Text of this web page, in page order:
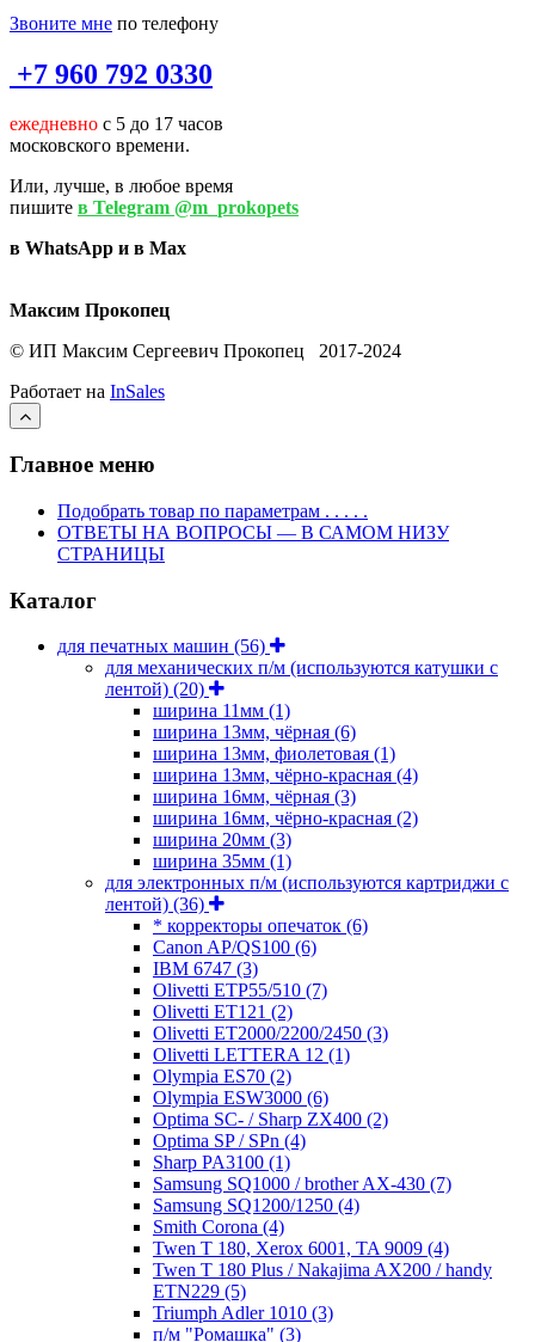
Звоните мне по телефону
+7 960 792 0330
ежедневно с 5 до 17 часов
московского времени.
Или, лучше, в любое время
пишите в Telegram @m_prokopets
в WhatsApp и в Max
Максим Прокопец
© ИП Максим Сергеевич Прокопец 2017-2024
Работает на InSales
Главное меню
Подобрать товар по параметрам . . . . .
ОТВЕТЫ НА ВОПРОСЫ — В САМОМ НИЗУ
СТРАНИЦЫ
Каталог
для печатных машин (56)
для механических п/м (используются катушки с
лентой) (20)
ширина 11мм (1)
ширина 13мм, чёрная (6)
ширина 13мм, фиолетовая (1)
ширина 13мм, чёрно-красная (4)
ширина 16мм, чёрная (3)
ширина 16мм, чёрно-красная (2)
ширина 20мм (3)
ширина 35мм (1)
для электронных п/м (используются картриджи с
лентой) (36)
* корректоры опечаток (6)
Canon AP/QS100 (6)
IBM 6747 (3)
Olivetti ETP55/510 (7)
Olivetti ET121 (2)
Olivetti ET2000/2200/2450 (3)
Olivetti LETTERA 12 (1)
Olympia ES70 (2)
Olympia ESW3000 (6)
Optima SC- / Sharp ZX400 (2)
Optima SP / SPn (4)
Sharp PA3100 (1)
Samsung SQ1000 / brother AX-430 (7)
Samsung SQ1200/1250 (4)
Smith Corona (4)
Twen T 180, Xerox 6001, TA 9009 (4)
Twen T 180 Plus / Nakajima AX200 / handy
ETN229 (5)
Triumph Adler 1010 (3)
п/м "Ромашка" (3)